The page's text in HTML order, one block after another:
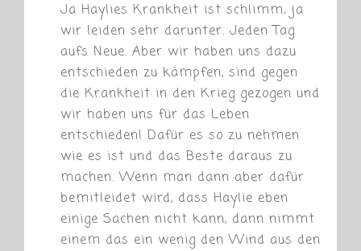
Ja Haylies Krankheit ist schlimm, ja
wir leiden sehr darunter. Jeden Tag
aufs Neue. Aber wir haben uns dazu
entschieden zu kämpfen, sind gegen
die Krankheit in den Krieg gezogen und
wir haben uns für das Leben
entschieden! Dafür es so zu nehmen
wie es ist und das Beste daraus zu
machen. Wenn man dann aber dafür
bemitleidet wird, dass Haylie eben
einige Sachen nicht kann, dann nimmt
einem das ein wenig den Wind aus den